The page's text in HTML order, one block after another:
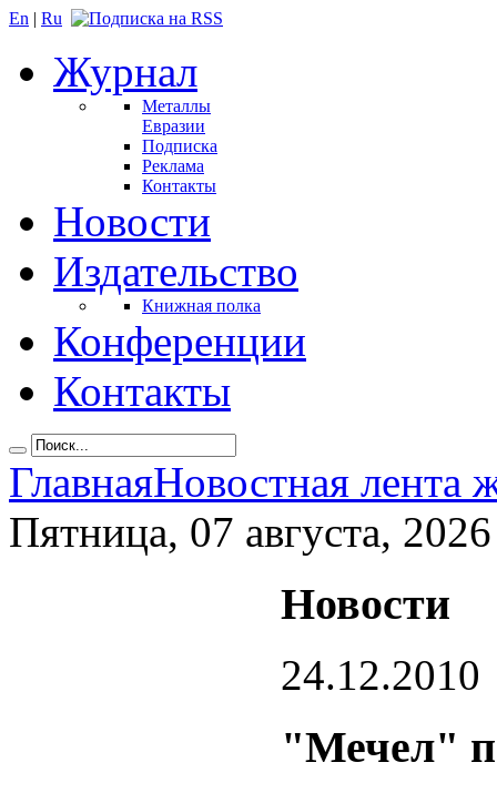
En | Ru
Журнал
Металлы
Евразии
Подписка
Реклама
Контакты
Новости
Издательство
Книжная полка
Конференции
Контакты
ГлавнаяНовостная лента
Пятница, 07 августа, 2026
Новости
24.12.2010
"Мечел"